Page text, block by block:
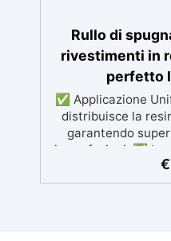
Rullo di
rivestimenti in
perfetto
✅ Applicazione
distribuisce la
garantendo
imperfezioni. ✅
per coprire
efficiente, ideale
€